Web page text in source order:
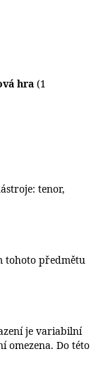
hra (1
tenor,
tohoto předmětu
je variabilní
omezena. Do této